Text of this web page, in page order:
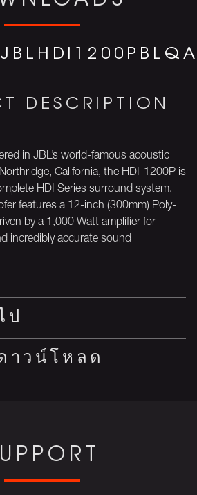
DESCRIPTION
in JBL’s world-famous acoustic
California, the HDI-1200P is
HDI Series surround system.
features a 12-inch (300mm) Poly-
by a 1,000 Watt amplifier for
incredibly accurate sound
ป
าวน์โหลด